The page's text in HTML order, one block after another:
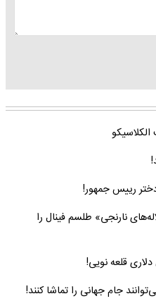
رییس جمهور!
جام جهانی ۲۰۲۶ | «لاله‌های نارنجی» طلسم فینال را
قلعه نویی!
جام جهانی را تماشا کنند!